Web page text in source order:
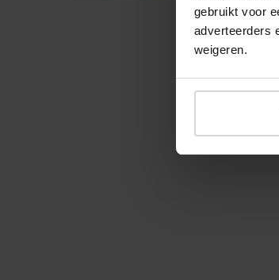
gebruikt voor
adverteerders
weigeren.
© 2026 Stichting